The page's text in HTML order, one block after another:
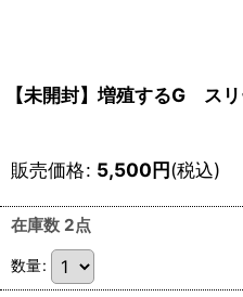
【未開封】増殖するG ス
販売価格: 5,500円(税込)
在庫数 2点
数量: